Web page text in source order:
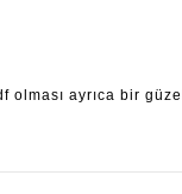
ayrıca bir güzel